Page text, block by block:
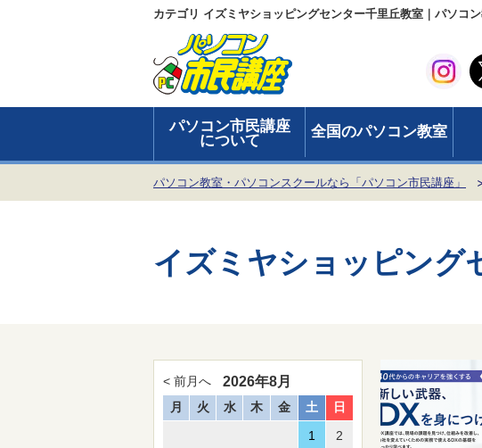
カテゴリ イズミヤショッピングセンター千里丘教室｜パソコ
パソコン市民講座
について
全国のパソコン教室
パソコン教室・パソコンスクールなら「パソコン市民講座」
イズミヤショッピング
< 前月へ 2026年8月
月 火 水 木 金 土 日
1 2